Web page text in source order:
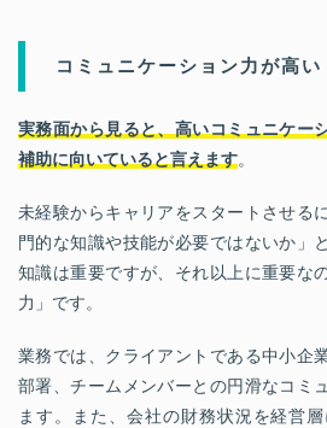
コミュニケーション力が高い
実務面から見ると、高いコミュニケー
補助に向いていると言えます。
未経験からキャリアをスタートさせる
門的な知識や技能が必要ではないか」
知識は重要ですが、それ以上に重要な
力」です。
業務では、クライアントである中小企
部署、チームメンバーとの円滑なコミ
ます。また、会社の財務状況を経営